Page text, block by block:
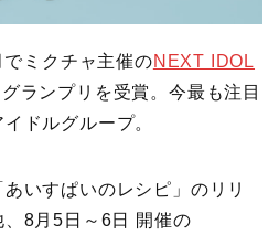
ミクチャ主催のNEXT IDOL
ランプリを受賞。今最も注目
ドルグループ。
いすぱいのレシピ」のリリ
8月5日～6日 開催の